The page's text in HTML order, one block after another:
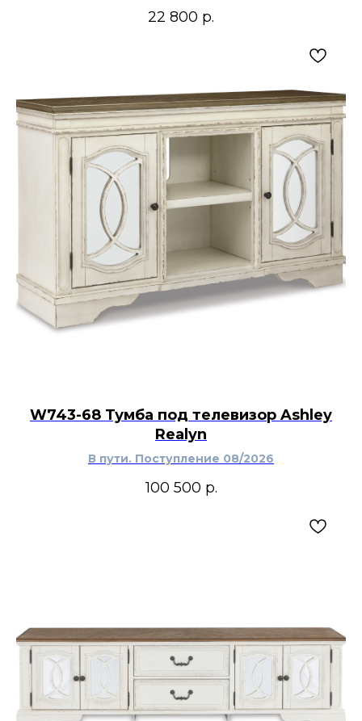
22 800 р.
W743-68 Тумба под телевизор Ashley
Realyn
В пути. Поступление 08/2026
100 500 р.